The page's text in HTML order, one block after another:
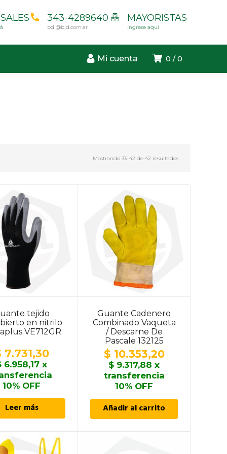
343-4289640
bdl@bld.com.ar
MAYORISTAS
Ingrese aqui
0 0
Mi cuenta
Mostrando 33–42 de 42 resultados
tejido
en nitrilo
VE712GR
7.731,30
6.958,17 x
10% OFF
Leer más
Guante Cadenero
Combinado Vaqueta
/ Descarne De
Pascale 132125
$ 10.353,20
$ 9.317,88 x
transferencia
10% OFF
Añadir al carrito